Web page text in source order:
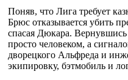
Поняв, что Лига требует
Брюс отказывается убить
спасая Дюкара. Вернувшись
просто человеком, а
дворецкого Альфреда и
экипировку, бэтмобиль и